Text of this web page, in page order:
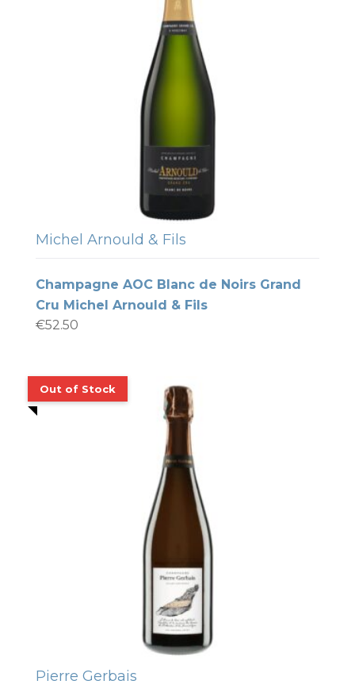
Michel Arnould & Fils
Champagne AOC Blanc de Noirs Grand
Cru Michel Arnould & Fils
€52.50
Pierre Gerbais